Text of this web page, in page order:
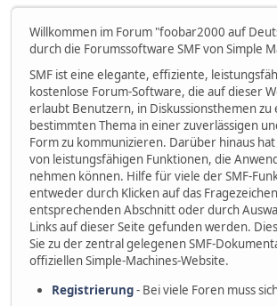
Willkommen im Forum "foobar2000 auf
durch die Forumssoftware SMF von Simple
SMF ist eine elegante, effiziente,
kostenlose Forum-Software, die auf dieser
erlaubt Benutzern, in Diskussionsthemen zu
bestimmten Thema in einer zuverlässigen
Form zu kommunizieren. Darüber hinaus hat
von leistungsfähigen Funktionen, die
nehmen können. Hilfe für viele der SMF-
entweder durch Klicken auf das
entsprechenden Abschnitt oder durch
Links auf dieser Seite gefunden werden.
Sie zu der zentral gelegenen SMF-
offiziellen Simple-Machines-Website.
Registrierung- Bei viele Foren muss